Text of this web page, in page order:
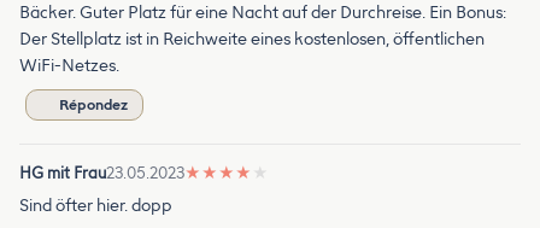
Bäcker. Guter Platz für eine Nacht auf der Durchreise. Ein Bonus:
Der Stellplatz ist in Reichweite eines kostenlosen, öffentlichen
WiFi-Netzes.
Répondez
HG mit Frau23.05.2023★ ★ ★ ★ ★
Sind öfter hier. dopp